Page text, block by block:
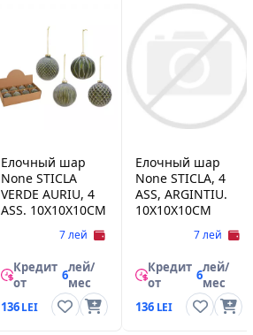
Елочный шар
None STICLA
VERDE AURIU, 4
ASS. 10X10X10CM
7 лей
Кредит
от
6лей/
мес
136
Елочный шар
None STICLA, 4
ASS, ARGINTIU.
10X10X10CM
7 лей
Кредит
от
6лей/
мес
136